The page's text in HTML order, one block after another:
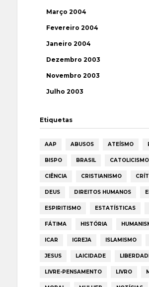
Março 2004
Fevereiro 2004
Janeiro 2004
Dezembro 2003
Novembro 2003
Julho 2003
Etiquetas
AAP ABUSOS ATEÍSMO
BISPO BRASIL CATOLICISMO
CIÊNCIA CRISTIANISMO
DEUS DIREITOS HUMANOS
ESPIRITISMO ESTATÍSTICAS
FÁTIMA HISTÓRIA
ICAR IGREJA ISLAMISMO
JESUS LAICIDADE
LIVRE-PENSAMENTO LIVRO